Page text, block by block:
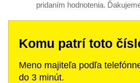
pridaním hodnotenia.
Komu patrí toto
Meno majiteľa podľa
do 3 minút.